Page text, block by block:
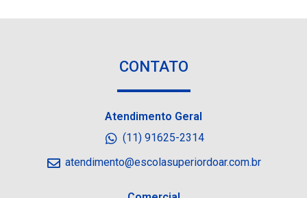
CONTATO
Atendimento Geral
(11) 91625-2314
atendimento@escolasuperiordoar.com.br